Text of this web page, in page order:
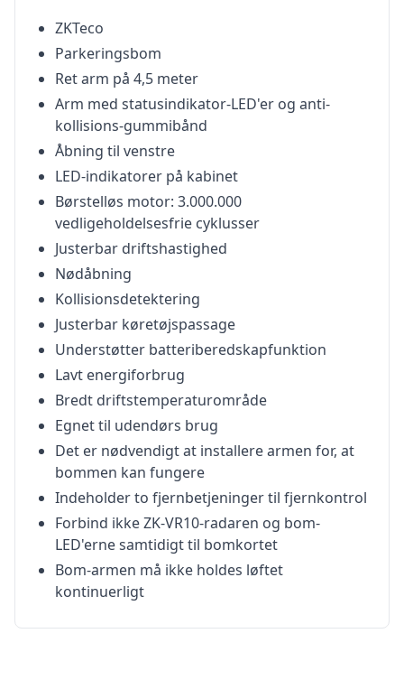
ZKTeco
Parkeringsbom
Ret arm på 4,5 meter
Arm med statusindikator-LED'er og anti-
kollisions-gummibånd
Åbning til venstre
LED-indikatorer på kabinet
Børstelløs motor: 3.000.000
vedligeholdelsesfrie cyklusser
Justerbar driftshastighed
Nødåbning
Kollisionsdetektering
Justerbar køretøjspassage
Understøtter batteriberedskapfunktion
Lavt energiforbrug
Bredt driftstemperaturområde
Egnet til udendørs brug
Det er nødvendigt at installere armen for, at
bommen kan fungere
Indeholder to fjernbetjeninger til fjernkontrol
Forbind ikke ZK-VR10-radaren og bom-
LED'erne samtidigt til bomkortet
Bom-armen må ikke holdes løftet
kontinuerligt